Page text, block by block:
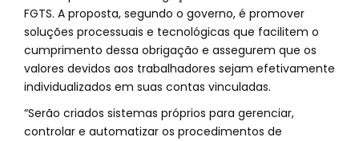
FGTS. A proposta, segundo o governo, é promover
soluções processuais e tecnológicas que facilitem o
cumprimento dessa obrigação e assegurem que os
valores devidos aos trabalhadores sejam efetivamente
individualizados em suas contas vinculadas.
“Serão criados sistemas próprios para gerenciar,
controlar e automatizar os procedimentos de